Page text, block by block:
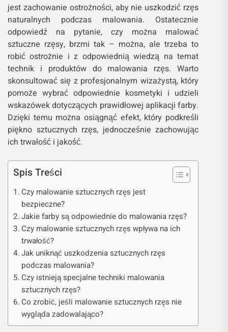
jest zachowanie ostrożności, aby nie uszkodzić rzęs
naturalnych podczas malowania. Ostatecznie
odpowiedź na pytanie, czy można malować
sztuczne rzęsy, brzmi tak – można, ale trzeba to
robić ostrożnie i z odpowiednią wiedzą na temat
technik i produktów do malowania rzęs. Warto
skonsultować się z profesjonalnym wizażystą, który
pomoże wybrać odpowiednie kosmetyki i udzieli
wskazówek dotyczących prawidłowej aplikacji farby.
Dzięki temu można osiągnąć efekt, który podkreśli
piękno sztucznych rzęs, jednocześnie zachowując
ich trwałość i jakość.
Spis Treści
Czy malowanie sztucznych rzęs jest
bezpieczne?
Jakie farby są odpowiednie do malowania rzęs?
Czy malowanie sztucznych rzęs wpływa na ich
trwałość?
Jak uniknąć uszkodzenia sztucznych rzęs
podczas malowania?
Czy istnieją specjalne techniki malowania
sztucznych rzęs?
Co zrobić, jeśli malowanie sztucznych rzęs nie
wygląda zadowalająco?